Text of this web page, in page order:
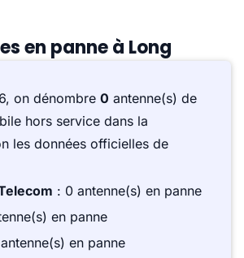
en panne à Long
on dénombre 0 antenne(s) de
hors service dans la
les données officielles de
: 0 antenne(s) en panne
en panne
en panne